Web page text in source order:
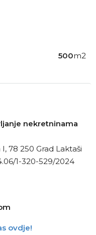
m2
500
nekretninama
78 250 Grad Laktaši
1-320-529/2024
ovdje!